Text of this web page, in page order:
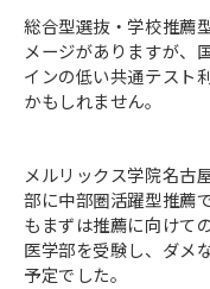
総合型選抜・学校推薦
メージがありますが、
インの低い共通テスト
かもしれません。
メルリックス学院名古
部に中部圏活躍型推薦
もまずは推薦に向けて
医学部を受験し、ダメ
予定でした。